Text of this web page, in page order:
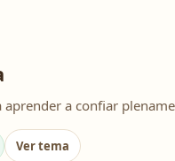
aprender a confiar
Ver tema